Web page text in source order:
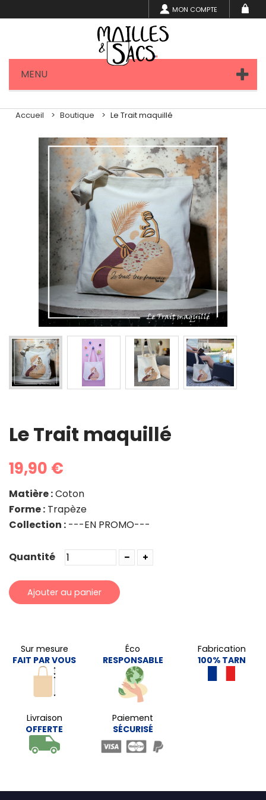
MON COMPTE
MENU
Accueil Boutique Le Trait maquillé
Le Trait maquillé
19,90 €
Matière :Coton
Forme : Trapèze
Collection : ---EN PROMO---
Quantité
Ajouter au panier
Sur mesure
FAIT PAR VOUS
Éco
RESPONSABLE
Fabrication
100% TARN
Livraison
OFFERTE
Paiement
SÉCURISÉ